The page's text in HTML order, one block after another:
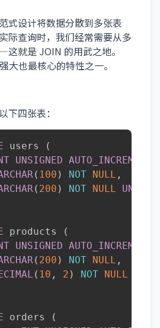
式设计将数据分散到多张表
际查询时，我们经常需要从多
就是 JOIN 的用武之地。
大也最核心的特性之一。
下四张表：
users
(
UNSIGNED AUTO_INCREMENT
( 100 ) NOT NULL ,
( 200 ) NOT NULL
UNIQUE
products
(
UNSIGNED AUTO_INCREMENT
( 200 ) NOT NULL ,
( 10 , 2 ) NOT NULL
orders
(